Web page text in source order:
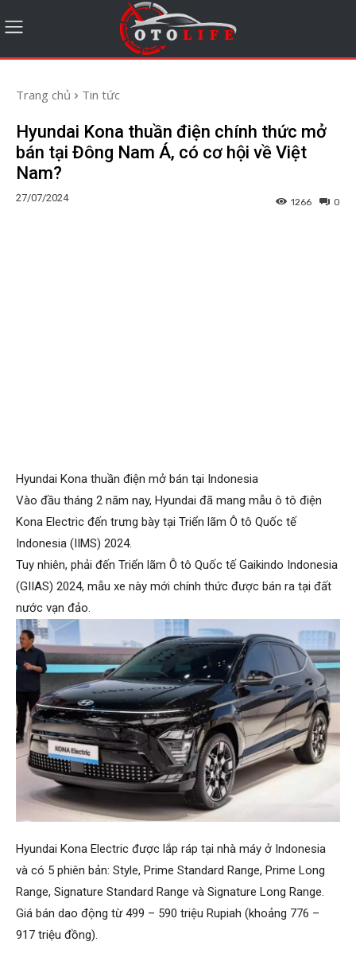
Trang chủ Tin tức
Hyundai Kona thuần điện chính thức mở
bán tại Đông Nam Á, có cơ hội về Việt
Nam?
27/07/2024 0
1266
Hyundai Kona thuần điện mở bán tại Indonesia
Vào đầu tháng 2 năm nay, Hyundai đã mang mẫu ô tô điện
Kona Electric đến trưng bày tại Triển lãm Ô tô Quốc tế
Indonesia (IIMS) 2024.
Tuy nhiên, phải đến Triển lãm Ô tô Quốc tế Gaikindo Indonesia
(GIIAS) 2024, mẫu xe này mới chính thức được bán ra tại đất
nước vạn đảo.
Hyundai Kona Electric được lắp ráp tại nhà máy ở Indonesia
và có 5 phiên bản: Style, Prime Standard Range, Prime Long
Range, Signature Standard Range và Signature Long Range.
Giá bán dao động từ 499 – 590 triệu Rupiah (khoảng 776 –
917 triệu đồng).